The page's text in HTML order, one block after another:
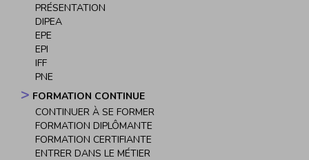
PRÉSENTATION
DIPEA
EPE
EPI
IFF
PNE
FORMATION CONTINUE
CONTINUER À SE FORMER
FORMATION DIPLÔMANTE
FORMATION CERTIFIANTE
ENTRER DANS LE MÉTIER